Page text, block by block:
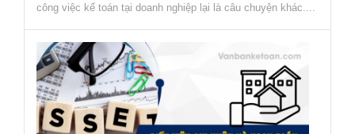
công việc kế toán tại doanh nghiệp lại là câu chuyện khác....